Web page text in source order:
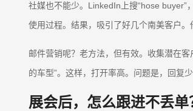
社媒也不能少。LinkedIn上搜“hose
使用过程。结果，吸引了好几个南美客户
邮件营销呢？老方法，但有效。收集潜在
的车型”。这样，打开率高。问题是，回复
展会后，怎么跟进不丢单